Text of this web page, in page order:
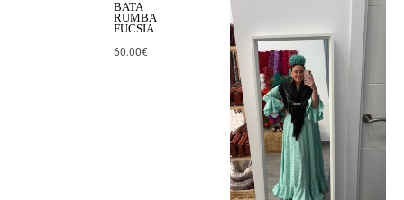
BATA
RUMBA
FUCSIA
60.00€